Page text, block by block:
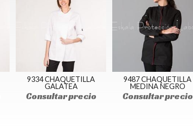
9334 CHAQUETILLA
GALATEA
Consultar precio
9487 CHAQUETILLA
MEDINA NEGRO
Consultar precio